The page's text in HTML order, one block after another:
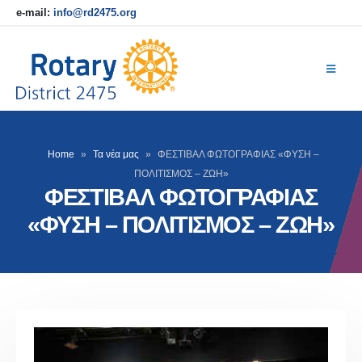
e-mail: info@rd2475.org
Home » Τα νέα μας »
ΦΕΣΤΙΒΑΛ ΦΩΤΟΓΡΑΦΙΑΣ «ΦΥΣΗ –
ΠΟΛΙΤΙΣΜΟΣ – ΖΩΗ»
ΦΕΣΤΙΒΑΛ ΦΩΤΟΓΡΑΦΙΑΣ
«ΦΥΣΗ – ΠΟΛΙΤΙΣΜΟΣ – ΖΩΗ»